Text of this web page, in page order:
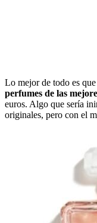
Lo mejor de todo es
perfumes de las
euros. Algo que sería
originales, pero con el